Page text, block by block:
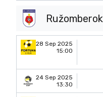
Ružomberok
28 Sep 2025
15:00
24 Sep 2025
13:30